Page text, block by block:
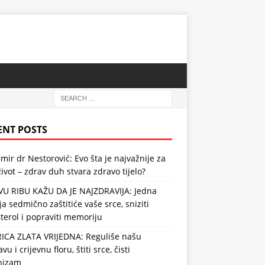
POSTS
dr Nestorović: Evo šta je najvažnije za
– zdrav duh stvara zdravo tijelo?
RIBU KAŽU DA JE NAJZDRAVIJA: Jedna
sedmično zaštitiće vaše srce, sniziti
i popraviti memoriju
ZLATA VRIJEDNA: Reguliše našu
i crijevnu floru, štiti srce, čisti